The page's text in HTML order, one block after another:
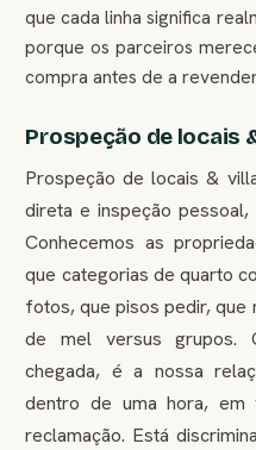
que cada linha significa
porque os parceiros
compra antes de a
Prospeção de locais
Prospeção de locais &
direta e inspeção
Conhecemos as
que categorias de quarto
fotos, que pisos pedir, que
de mel versus grupos.
chegada, é a nossa
dentro de uma hora,
reclamação. Está